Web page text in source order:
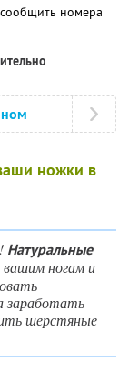
номера
ножки в
Натуральные
ногам и
заработать
шерстяные